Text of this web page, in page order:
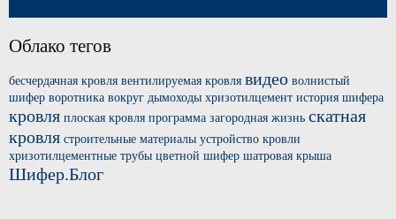
Облако тегов
бесчердачная кровля вентилируемая кровля видео волнистый
шифер воротника вокруг дымоходы хризотилцемент история шифера
кровля плоская кровля программа загородная жизнь скатная
кровля строительные материалы устройство кровли
хризотилцементные трубы цветной шифер шатровая крыша
Шифер.Блог